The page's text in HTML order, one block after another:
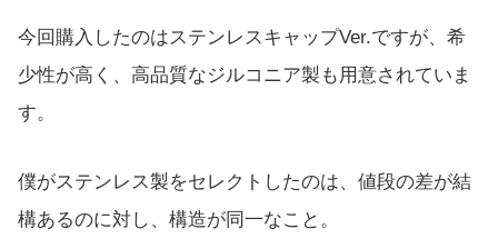
今回購入したのはステンレスキャップVer.ですが、希
少性が高く、高品質なジルコニア製も用意されていま
す。
僕がステンレス製をセレクトしたのは、値段の差が結
構あるのに対し、構造が同一なこと。